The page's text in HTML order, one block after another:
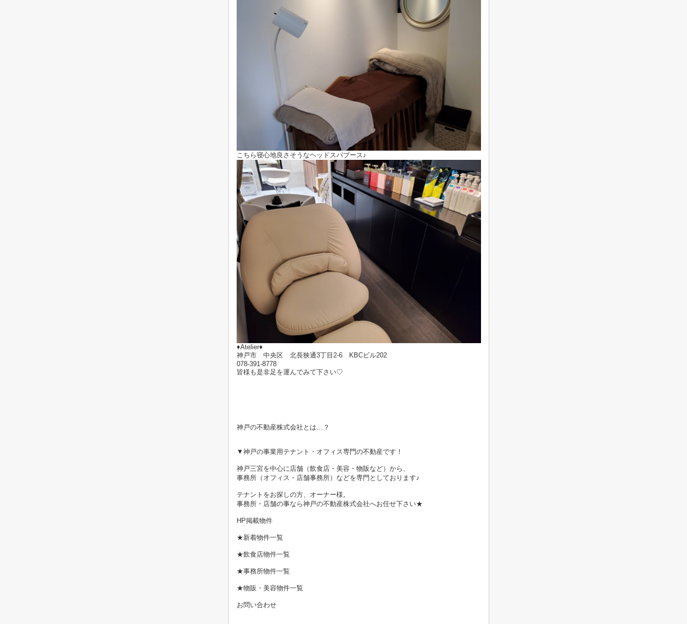
こちら寝心地良さそうなヘッドスパブース♪
♦Atelier♦
神戸市 中央区 北長狭通3丁目2-6 KBCビル202
078-391-8778
皆様も是非足を運んでみて下さい♡
神戸の不動産株式会社とは…？
▼神戸の事業用テナント・オフィス専門の不動産です！
神戸三宮を中心に店舗（飲食店・美容・物販など）から、
事務所（オフィス・店舗事務所）などを専門としております♪
テナントをお探しの方、オーナー様。
事務所・店舗の事なら神戸の不動産株式会社へお任せ下さい★
HP掲載物件
★新着物件一覧
★飲食店物件一覧
★事務所物件一覧
★物販・美容物件一覧
お問い合わせ